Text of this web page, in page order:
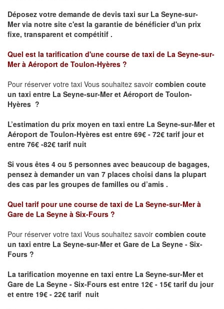
Déposez votre demande de devis taxi sur La Seyne-sur-
Mervia notre site c'est la garantie de bénéficier d'un prix
fixe, transparent et compétitif .
Quel est la tarification d'une course de taxi de La Seyne-sur-
Mer à Aéroport de Toulon-Hyères ?
Pour réserver votre taxi Vous souhaitez savoir combien coute
un taxi entre La Seyne-sur-Mer et Aéroport de Toulon-
Hyères ?
L’estimation du prix moyen en taxi entre La Seyne-sur-Mer et
Aéroport de Toulon-Hyères est entre 69€ - 72€ tarif jour et
entre 76€ -82€ tarif nuit
Si vous êtes 4 ou 5 personnes avec beaucoup de bagages,
pensez à demander un van 7 places choisi dans la plupart
des cas par les groupes de familles ou d’amis .
Quel tarif pour une course de taxi de La Seyne-sur-Mer à
Gare de La Seyne à Six-Fours ?
Pour réserver votre taxi Vous souhaitez savoir combien coute
un taxi entre La Seyne-sur-Mer et Gare de La Seyne - Six-
Fours ?
La tarification moyenne en taxi entre La Seyne-sur-Mer et
Gare de La Seyne - Six-Fours est entre 12€ - 15€ tarif du jour
et entre 19€ - 22€ tarif nuit